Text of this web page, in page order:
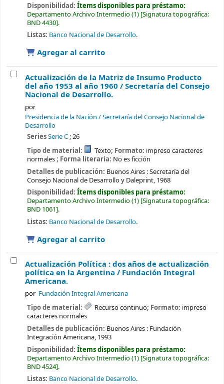
Disponibilidad: Ítems disponibles para préstamo:
Departamento Archivo Intermedio(1) Signatura topográfica:
BND 4430 .
Listas: Banco Nacional de Desarrollo.
Agregar al carrito
Actualización de la Matriz de Insumo Producto
del año 1953 al año 1960 /Secretaría del Consejo
Nacional de Desarrollo.
por
Presidencia de la Nación / Secretaría del Consejo Nacional de
Desarrollo
SeriesSerie C; 26
Tipo de material:
Texto; Formato: impreso caracteres
normales; Forma literaria: No es ficción
Detalles de publicación: Buenos Aires :Secretaría del
Consejo Nacional de Desarrollo y Daleprint, 1968
Disponibilidad: Ítems disponibles para préstamo:
Departamento Archivo Intermedio(1) Signatura topográfica:
BND 1061 .
Listas: Banco Nacional de Desarrollo.
Agregar al carrito
Actualización Política : dos años de actualización
política en la Argentina / Fundación Integral
Americana.
por Fundación Integral Americana
Tipo de material: Recurso continuo; Formato: impreso
caracteres normales
Detalles de publicación: Buenos Aires : Fundación
Integración Americana, 1993
Disponibilidad: Ítems disponibles para préstamo:
Departamento Archivo Intermedio(1) Signatura topográfica:
BND 4524 .
Listas: Banco Nacional de Desarrollo.